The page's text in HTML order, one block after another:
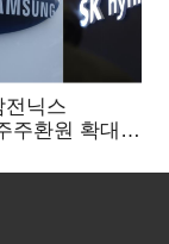
전닉스
주환원 확대
이터에 성명